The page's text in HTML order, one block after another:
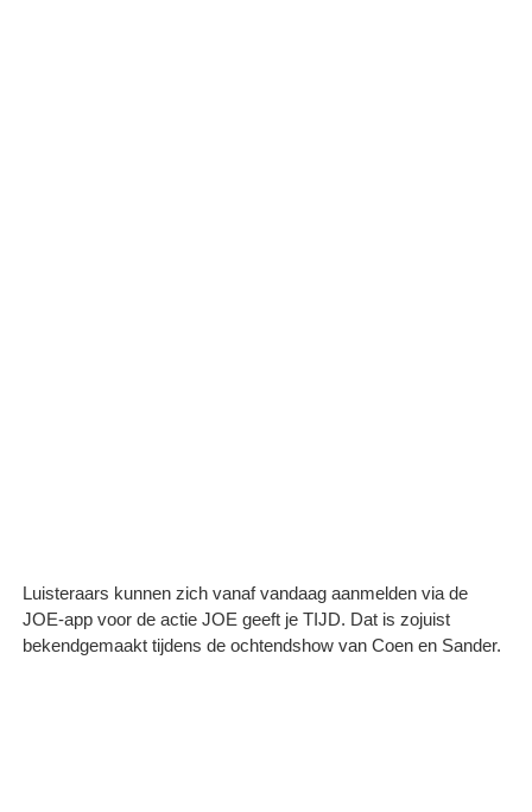
Luisteraars kunnen zich vanaf vandaag aanmelden via de
JOE-app voor de actie JOE geeft je TIJD. Dat is zojuist
bekendgemaakt tijdens de ochtendshow van Coen en Sander.